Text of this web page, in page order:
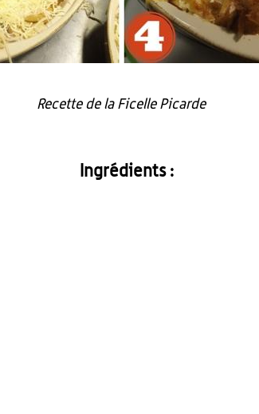
Recette de la Ficelle Picarde
Ingrédients :